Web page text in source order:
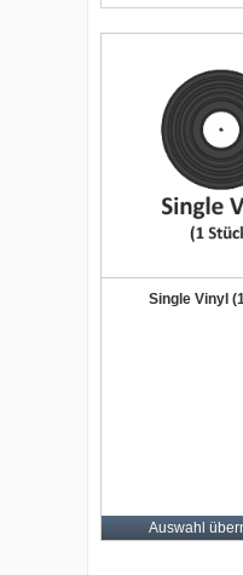
Single Vinyl
Auswahl